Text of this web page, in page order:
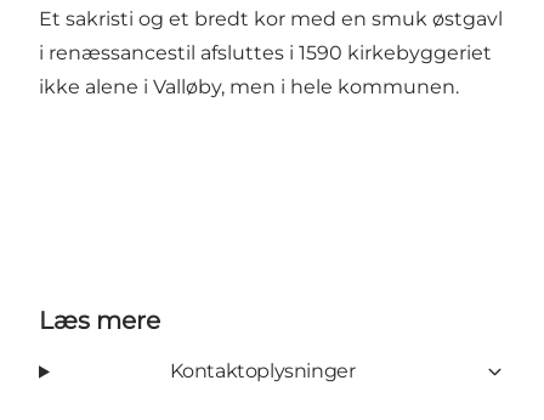
Et sakristi og et bredt kor med en smuk østgavl
i renæssancestil afsluttes i 1590 kirkebyggeriet
ikke alene i Valløby, men i hele kommunen.
Læs mere
Kontaktoplysninger